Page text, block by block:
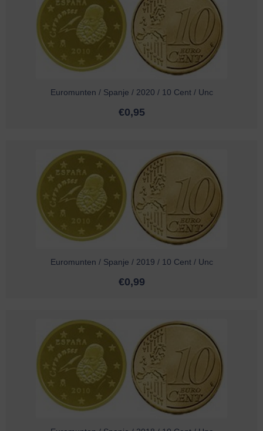
Euromunten / Spanje / 2020 / 10 Cent / Unc
€0,95
Euromunten / Spanje / 2019 / 10 Cent / Unc
€0,99